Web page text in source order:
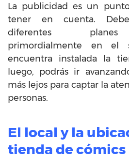
La publicidad es un
tener en cuenta.
diferentes planes
primordialmente en el
encuentra instalada la
luego, podrás ir
más lejos para captar la
personas.
El local y la
tienda de cómics